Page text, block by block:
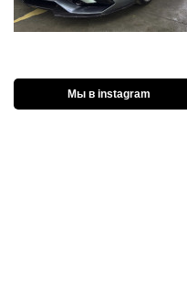
Мы в instagram